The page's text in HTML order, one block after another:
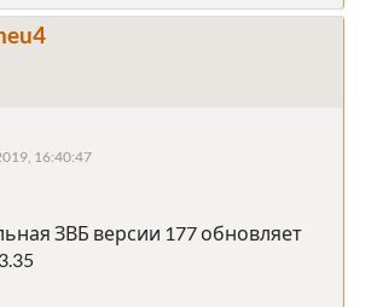
16:40:47
ЗВБ версии 177 обновляет